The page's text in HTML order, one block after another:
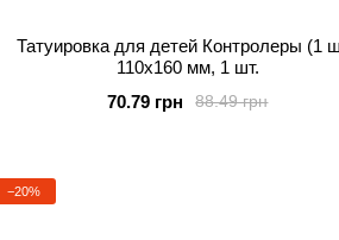
Татуировка для детей Контролеры (1
110х160 мм, 1 шт.
88.49 грн
70.79 грн
−20%